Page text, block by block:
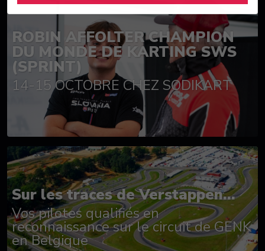
ROBIN AFFOLTER CHAMPION
DU MONDE DE KARTING SWS
(SPRINT)
14-15 OCTOBRE CHEZ SODIKART
Sur les traces de Verstappen...
Vos pilotes qualifiés en
reconnaissance sur le circuit de GENK
en Belgique